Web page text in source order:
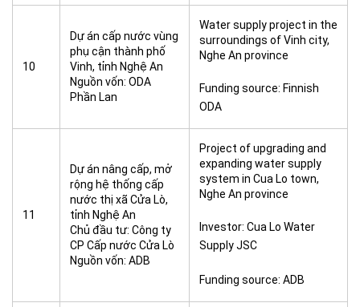
10
Dự án cấp nước vùng
phụ cận thành phố
Vinh, tỉnh Nghệ An
Nguồn vốn: ODA
Phần Lan
Water supply project in the
surroundings of Vinh city,
Nghe An province
Funding source: Finnish
ODA
11
Dự án nâng cấp, mở
rộng hệ thống cấp
nước thị xã Cửa Lò,
tỉnh Nghệ An
Chủ đầu tư: Công ty
CP Cấp nước Cửa Lò
Nguồn vốn: ADB
Project of upgrading and
expanding water supply
system in Cua Lo town,
Nghe An province
Investor: Cua Lo Water
Supply JSC
Funding source: ADB